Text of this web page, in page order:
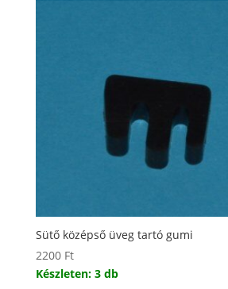
Sütő középső üveg tartó gumi
2200 Ft
Készleten: 3 db